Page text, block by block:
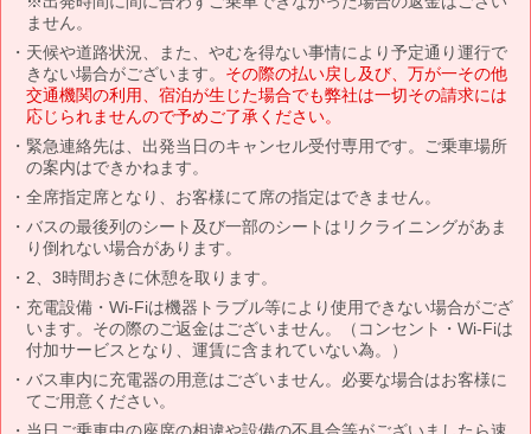
ません。
天候や道路状況、また、やむを得ない事情により予定通り運行で
きない場合がございます。 その際の払い戻し及び、万が一その他
交通機関の利用、宿泊が生じた場合でも弊社は一切その請求には
応じられませんので予めご了承ください。
緊急連絡先は、出発当日のキャンセル受付専用です。ご乗車場所
の案内はできかねます。
全席指定席となり、お客様にて席の指定はできません。
バスの最後列のシート及び一部のシートはリクライニングがあま
り倒れない場合があります。
2、3時間おきに休憩を取ります。
充電設備・Wi-Fiは機器トラブル等により使用できない場合がござ
います。その際のご返金はございません。（コンセント・Wi-Fiは
付加サービスとなり、運賃に含まれていない為。）
バス車内に充電器の用意はございません。必要な場合はお客様に
てご用意ください。
当日ご乗車中の座席の相違や設備の不具合等がございましたら速